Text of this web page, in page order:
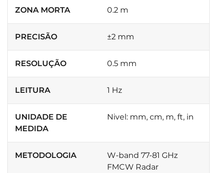
ZONA MORTA 0.2 m
PRECISÃO ±2 mm
RESOLUÇÃO 0.5 mm
LEITURA 1 Hz
UNIDADE DE
MEDIDA
Nivel: mm, cm, m, ft, in
METODOLOGIA
W-band 77-81 GHz
FMCW Radar